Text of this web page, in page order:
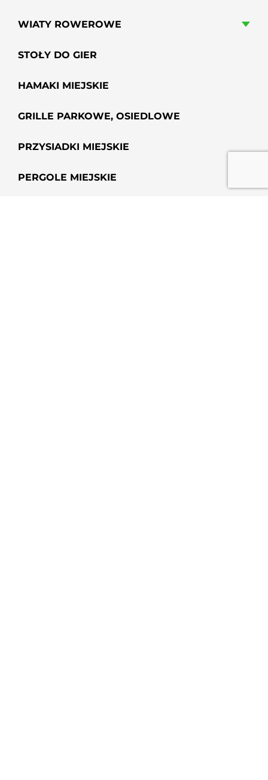
WIATY ROWEROWE
STOŁY DO GIER
HAMAKI MIEJSKIE
GRILLE PARKOWE, OSIEDLOWE
PRZYSIADKI MIEJSKIE
PERGOLE MIEJSKIE